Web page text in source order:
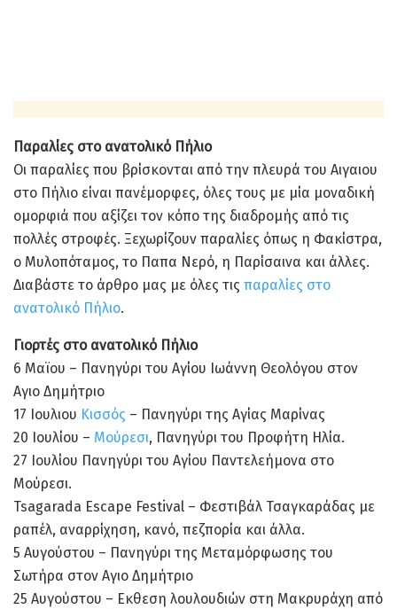
Παραλίες στο ανατολικό Πήλιο
Οι παραλίες που βρίσκονται από την πλευρά του Αιγαιου
στο Πήλιο είναι πανέμορφες, όλες τους με μία μοναδική
ομορφιά που αξίζει τον κόπο της διαδρομής από τις
πολλές στροφές. Ξεχωρίζουν παραλίες όπως η Φακίστρα,
ο Μυλοπόταμος, το Παπα Νερό, η Παρίσαινα και άλλες.
Διαβάστε το άρθρο μας με όλες τις παραλίες στο
ανατολικό Πήλιο.
Γιορτές στο ανατολικό Πήλιο
6 Μαϊου – Πανηγύρι του Αγίου Ιωάννη Θεολόγου στον
Αγιο Δημήτριο
17 Ιουλιου Κισσός – Πανηγύρι της Αγίας Μαρίνας
20 Ιουλίου – Μούρεσι, Πανηγύρι του Προφήτη Ηλία.
27 Ιουλίου Πανηγύρι του Αγίου Παντελεήμονα στο
Μούρεσι.
Tsagarada Escape Festival – Φεστιβάλ Τσαγκαράδας με
ραπέλ, αναρρίχηση, κανό, πεζπορία και άλλα.
5 Αυγούστου – Πανηγύρι της Μεταμόρφωσης του
Σωτήρα στον Αγιο Δημήτριο
25 Αυγούστου – Εκθεση λουλουδιών στη Μακρυράχη από